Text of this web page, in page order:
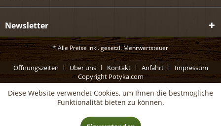
Newsletter
* Alle Preise inkl. gesetzl. Mehrwertsteuer
Öffnungszeiten Über uns Kontakt Anfahrt
Impressum
Copyright Potyka.com
Diese Website verwendet Cookies, um Ihnen die bestmögliche
Funktionalität bieten zu können.